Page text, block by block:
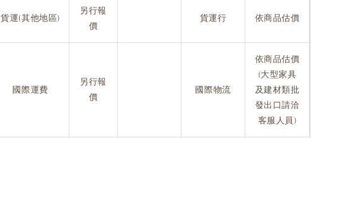
貨運(其他地區)
另行報
價
貨運行 依商品估價
國際運費
另行報
價
國際物流
依商品估價
(大型家具
及建材類批
發出口請洽
客服人員)